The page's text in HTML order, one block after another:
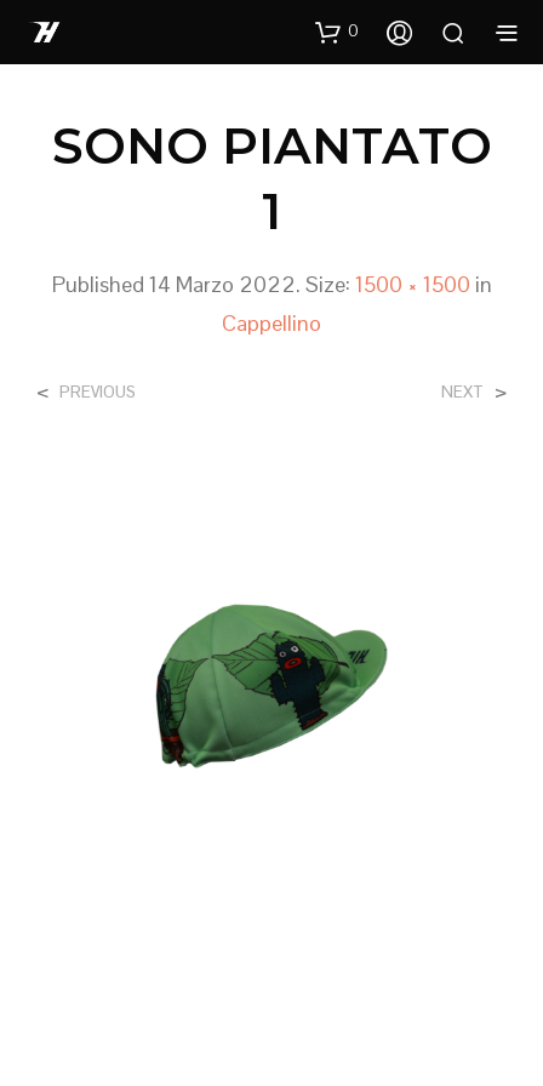
0
SONO PIANTATO
1
Published 14 Marzo 2022. Size: 1500 × 1500 in
Cappellino
< PREVIOUS NEXT >